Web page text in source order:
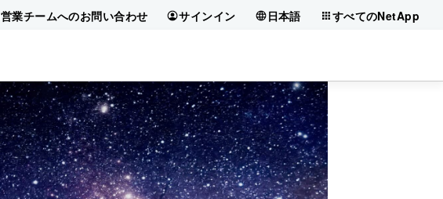
営業チームへのお問い合わせ サインイン 日本語 すべてのNetApp